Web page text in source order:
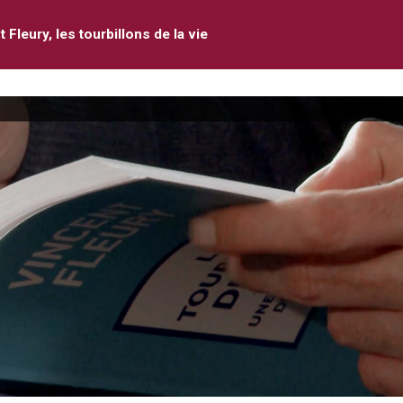
Fleury, les tourbillons de la vie